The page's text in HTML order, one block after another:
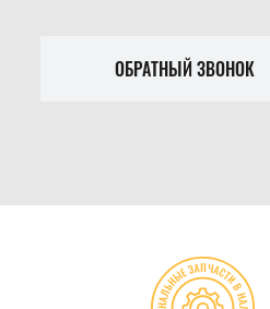
ОБРАТНЫЙ ЗВОНОК